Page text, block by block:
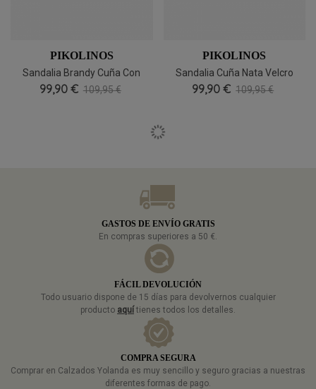
PIKOLINOS
Sandalia Brandy Cuña Con
Plataforma Pikolinos Gomera
99,90 € 109,95 €
PIKOLINOS
Sandalia Cuña Nata Velcro
Ligera Pikolinos Gomera W0K-
99,90 € 109,95 €
GASTOS DE ENVÍO GRATIS
En compras superiores a 50 €.
FÁCIL DEVOLUCIÓN
Todo usuario dispone de 15 días para devolvernos cualquier
producto aquí tienes todos los detalles.
COMPRA SEGURA
Comprar en Calzados Yolanda es muy sencillo y seguro gracias a nuestras
diferentes formas de pago.